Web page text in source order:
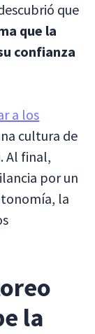
que
que la
confianza
a los
cultura de
Al final,
por un
la
la